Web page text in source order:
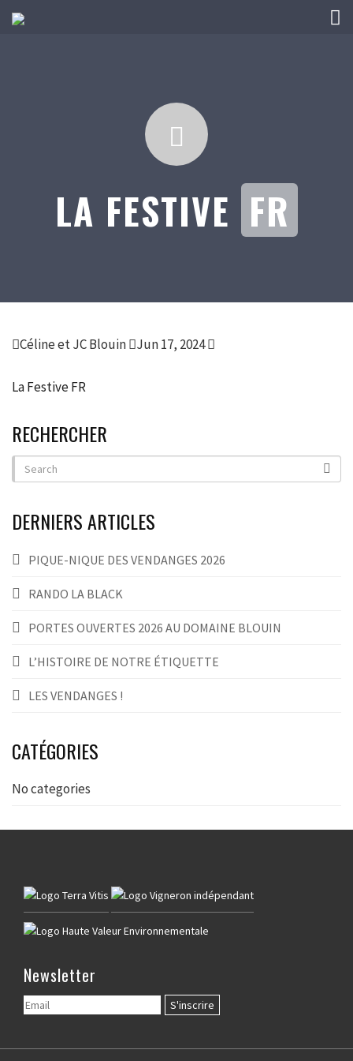
LA FESTIVE FR
Céline et JC Blouin Jun 17, 2024
La Festive FR
RECHERCHER
DERNIERS ARTICLES
PIQUE-NIQUE DES VENDANGES 2026
RANDO LA BLACK
PORTES OUVERTES 2026 AU DOMAINE BLOUIN
L’HISTOIRE DE NOTRE ÉTIQUETTE
LES VENDANGES !
CATÉGORIES
No categories
Newsletter